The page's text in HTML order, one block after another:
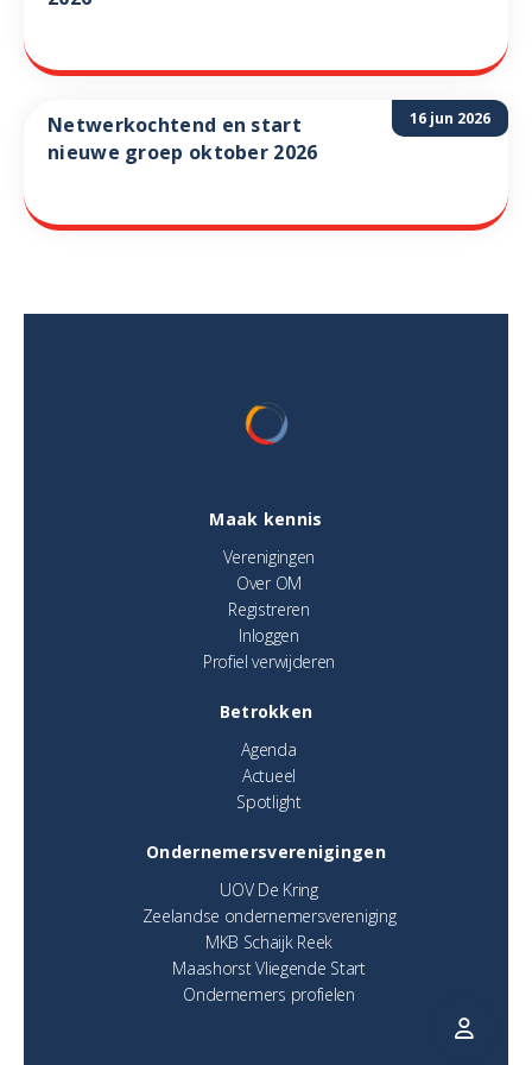
16 jun 2026
Netwerkochtend en start
nieuwe groep oktober 2026
Maak kennis
Verenigingen
Over OM
Registreren
Inloggen
Profiel verwijderen
Betrokken
Agenda
Actueel
Spotlight
Ondernemersverenigingen
UOV De Kring
Zeelandse ondernemersvereniging
MKB Schaijk Reek
Maashorst Vliegende Start
Ondernemers profielen